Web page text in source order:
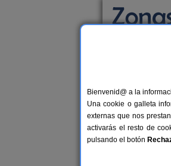
Bienvenid@ a la
Una cookie o galleta
externas que nos
activarás el resto de
pulsando el botón